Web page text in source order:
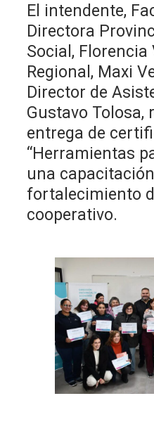
El intendente,
Directora
Social,
Regional, Maxi
Director de
Gustavo Tolosa,
entrega de
“Herramientas
una
fortalecimiento
cooperativo.